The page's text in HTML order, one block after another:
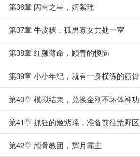
第36章 闪雷之星，姬紫瑶
第37章 牛皮糖，孤男寡女共处一室
第38章 红颜薄命，顾青的懊恼
第39章 小小年纪，就有一身横练的筋骨
第40章 模拟结束，兑换金刚不坏体神功
第41章 抓狂的姬紫瑶，准备前往荒野区
第42章 颅骨教团，辉月霸主